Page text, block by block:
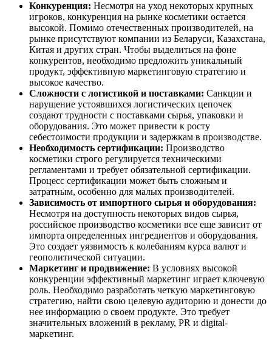
Конкуренция: Несмотря на уход некоторых крупных
игроков, конкуренция на рынке косметики остается
высокой. Помимо отечественных производителей, на
рынке присутствуют компании из Беларуси, Казахстана,
Китая и других стран. Чтобы выделиться на фоне
конкурентов, необходимо предложить уникальный
продукт, эффективную маркетинговую стратегию и
высокое качество.
Сложности с логистикой и поставками: Санкции и
нарушение устоявшихся логистических цепочек
создают трудности с поставками сырья, упаковки и
оборудования. Это может привести к росту
себестоимости продукции и задержкам в производстве.
Необходимость сертификации: Производство
косметики строго регулируется техническими
регламентами и требует обязательной сертификации.
Процесс сертификации может быть сложным и
затратным, особенно для малых производителей.
Зависимость от импортного сырья и оборудования:
Несмотря на доступность некоторых видов сырья,
российское производство косметики все еще зависит от
импорта определенных ингредиентов и оборудования.
Это создает уязвимость к колебаниям курса валют и
геополитической ситуации.
Маркетинг и продвижение: В условиях высокой
конкуренции эффективный маркетинг играет ключевую
роль. Необходимо разработать четкую маркетинговую
стратегию, найти свою целевую аудиторию и донести до
нее информацию о своем продукте. Это требует
значительных вложений в рекламу, PR и digital-
маркетинг.